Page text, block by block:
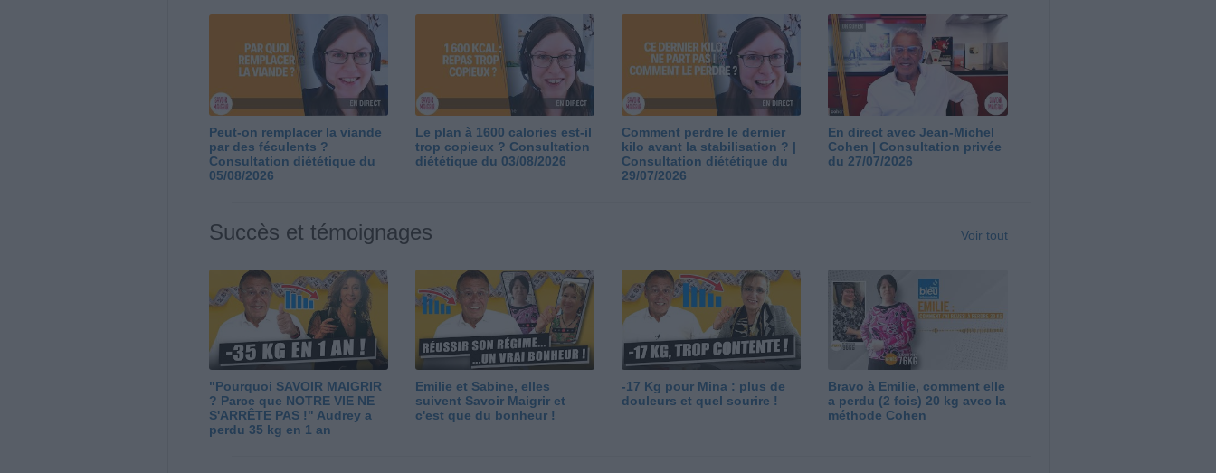
Peut-on remplacer la viande
par des féculents ?
Consultation diététique du
05/08/2026
Le plan à 1600 calories est-il
trop copieux ? Consultation
diététique du 03/08/2026
Comment perdre le dernier
kilo avant la stabilisation ? |
Consultation diététique du
29/07/2026
En direct avec Jean-Michel
Cohen | Consultation privée
du 27/07/2026
Succès et témoignages Voir tout
"Pourquoi SAVOIR MAIGRIR
? Parce que NOTRE VIE NE
S'ARRÊTE PAS !" Audrey a
perdu 35 kg en 1 an
Emilie et Sabine, elles
suivent Savoir Maigrir et
c'est que du bonheur !
-17 Kg pour Mina : plus de
douleurs et quel sourire !
Bravo à Emilie, comment elle
a perdu (2 fois) 20 kg avec la
méthode Cohen